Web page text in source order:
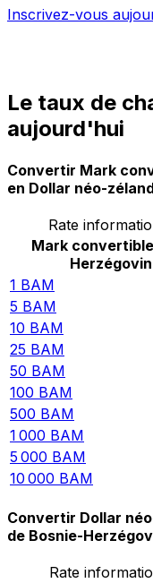
Inscrivez-vous
Le taux de
aujourd'hui
Convertir Mark
en Dollar néo-
Rate
Mark
1 BAM
5 BAM
10 BAM
25 BAM
50 BAM
100 BAM
500 BAM
1 000 BAM
5 000 BAM
10 000 BAM
Convertir Dollar
de Bosnie-
Rate